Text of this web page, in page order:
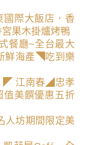
國際大飯店．香
果木掛爐烤鴨
餐廳~全台最大
鮮海產◥吃到樂
◤ 江南春◢忠孝
值美饌優惠五折
人坊期間限定美